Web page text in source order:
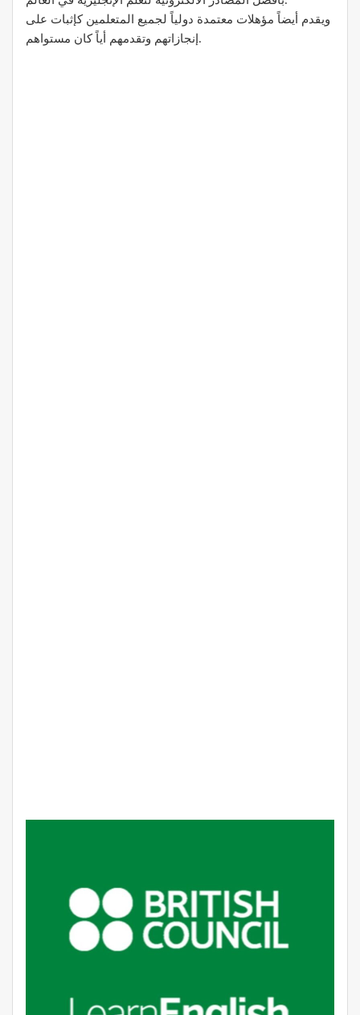
ويقدم أيضاً مؤهلات معتمدة دولياً لجميع المتعلمين كإثبات على
إنجازاتهم وتقدمهم أياً كان مستواهم.